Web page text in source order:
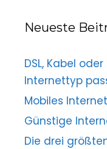
Neueste
DSL, Kabel
Internettyp
Mobiles
Günstige
Die drei